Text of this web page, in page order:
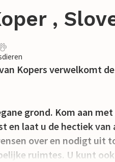
,
Kopers verwelkomt
grond. Kom aan
en laat u de hectiek van
over en nodigt uit
ruimtes. U kunt